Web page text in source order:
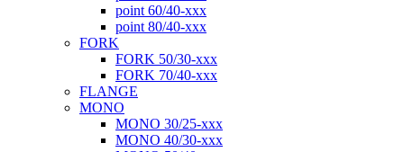
point 60/40-xxx
point 80/40-xxx
FORK
FORK 50/30-xxx
FORK 70/40-xxx
FLANGE
MONO
MONO 30/25-xxx
MONO 40/30-xxx